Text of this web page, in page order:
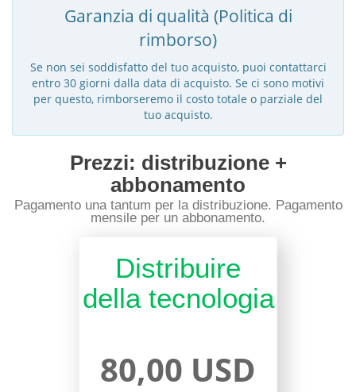
Garanzia di qualità (Politica di
rimborso)
Se non sei soddisfatto del tuo acquisto, puoi contattarci
entro 30 giorni dalla data di acquisto. Se ci sono motivi
per questo, rimborseremo il costo totale o parziale del
tuo acquisto.
Prezzi: distribuzione +
abbonamento
Pagamento una tantum per la distribuzione. Pagamento
mensile per un abbonamento.
Distribuire
della tecnologia
80,00 USD